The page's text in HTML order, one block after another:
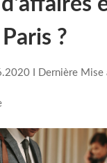
?
I Dernière Mise